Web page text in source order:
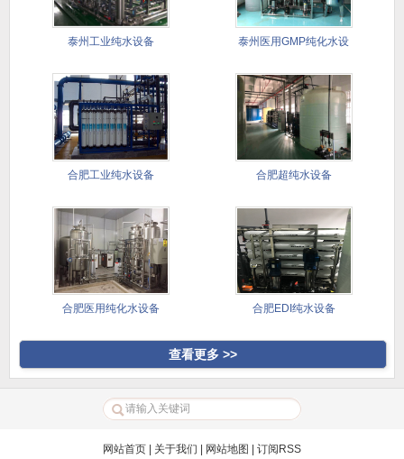
泰州工业纯水设备 泰州医用GMP纯化水设
合肥工业纯水设备 合肥超纯水设备
合肥医用纯化水设备 合肥EDI纯水设备
查看更多 >>
网站首页 关于我们 网站地图 订阅RSS